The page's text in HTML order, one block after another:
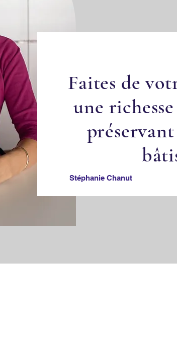
Faites de
une
Stéphanie Chanut